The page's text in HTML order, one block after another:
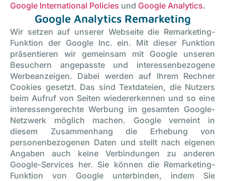
Google International Policies und Google Analytics.
Google Analytics Remarketing
Wir setzen auf unserer Webseite die Remarketing-
Funktion der Google Inc. ein. Mit dieser Funktion
präsentieren wir gemeinsam mit Google unseren
Besuchern angepasste und interessenbezogene
Werbeanzeigen. Dabei werden auf Ihrem Rechner
Cookies gesetzt. Das sind Textdateien, die Nutzers
beim Aufruf von Seiten wiedererkennen und so eine
interessengerechte Werbung im gesamten Google-
Netzwerk möglich machen. Google verneint in
diesem Zusammenhang die Erhebung von
personenbezogenen Daten und stellt nach eigenen
Angaben auch keine Verbindungen zu anderen
Google-Services her. Sie können die Remarketing-
Funktion von Google unterbinden, indem Sie